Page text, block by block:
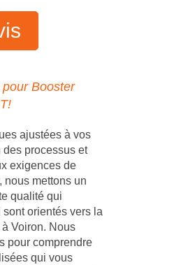
Booster
ajustées à vos
processus et
exigences de
nous mettons un
qualité qui
orientés vers la
Voiron. Nous
pour comprendre
qui vous